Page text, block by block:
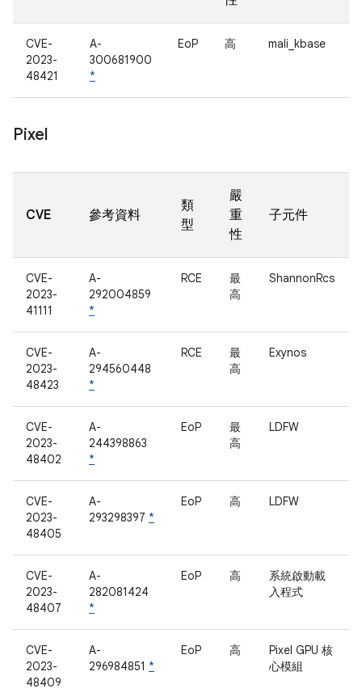
CVE-
2023-
48421
A-
300681900
*
EoP 高 mali_kbase
Pixel
CVE 參考資料
類
型
嚴
重
性
子元件
CVE-
2023-
41111
A-
292004859
*
RCE
最
高
ShannonRcs
CVE-
2023-
48423
A-
294560448
*
RCE
最
高
Exynos
CVE-
2023-
48402
A-
244398863
*
EoP
最
高
LDFW
CVE-
2023-
48405
A-
293298397 *
EoP 高 LDFW
CVE-
2023-
48407
A-
282081424
*
EoP 高
系統啟動載
入程式
CVE-
2023-
48409
A-
296984851 *
EoP 高
Pixel GPU 核
心模組